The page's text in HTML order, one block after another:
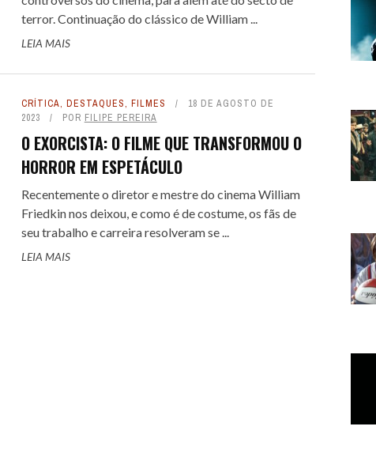
QUARTETO FANTÁSTICO - PRIMEIROS
QUE PERVERTE ...
7 DE MAIO DE 2026
SANDLER, ...
12
QUE PERVERTE ...
7 DE MAIO DE 2026
SANDLER, ...
12
ZODÍACO
DE 2026
FAMOSOS: QUANDO O TRUE CRIME
2
MOUSE ASSASSINO
AGOSTO DE 2024
CENTRAL
terror. Continuação do clássico de William ...
LEIA MAIS
CRÍTICA, DESTAQUES, FILMES
18 DE AGOSTO DE
2023
POR FILIPE PEREIRA
O EXORCISTA: O FILME QUE TRANSFORMOU O
HORROR EM ESPETÁCULO
Recentemente o diretor e mestre do cinema William
Friedkin nos deixou, e como é de costume, os fãs de
seu trabalho e carreira resolveram se ...
LEIA MAIS